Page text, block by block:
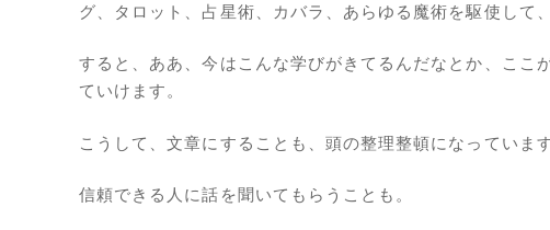
グ、タロット、占星術、カバラ、あらゆる魔術を駆使して
すると、ああ、今はこんな学びがきてるんだなとか、ここ
ていけます。
こうして、文章にすることも、頭の整理整頓になっています
信頼できる人に話を聞いてもらうことも。